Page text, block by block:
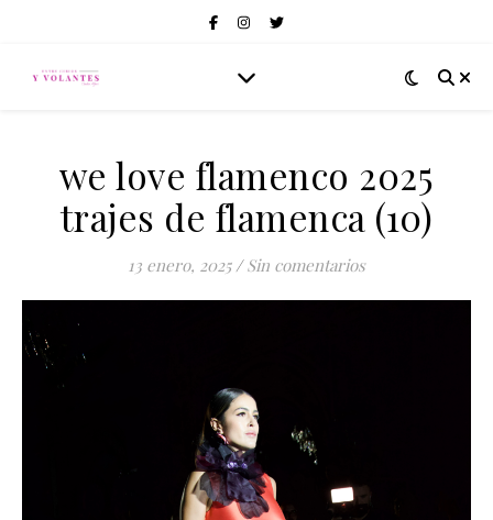
we love flamenco 2025
trajes de flamenca (10)
13 enero, 2025 / Sin comentarios